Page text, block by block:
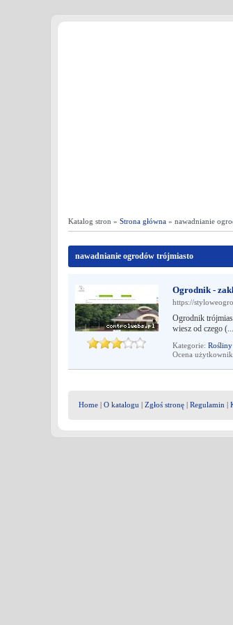
Katalog stron » Strona główna » nawadnianie
nawadnianie ogrodów trójmiasto
Ogrodnik -
https://
Ogrodnik
wiesz od czego
Kategorie: Rośliny
Ocena
Home | O katalogu | Zgłoś stronę | Regulamin |